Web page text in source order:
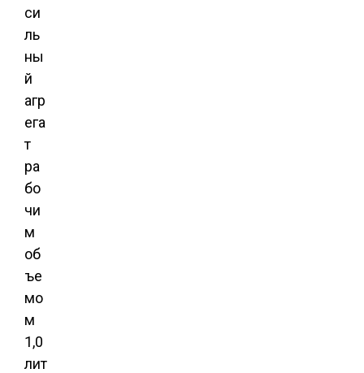
си
ль
ны
й
агр
ега
т
ра
бо
чи
м
об
ъе
мо
м
1,0
лит